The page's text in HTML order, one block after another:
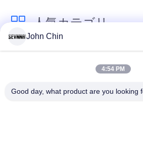
さ
い
ュ
人気カテゴリ
イロ
John Chin
4:54 PM
Good day, what product are you looking